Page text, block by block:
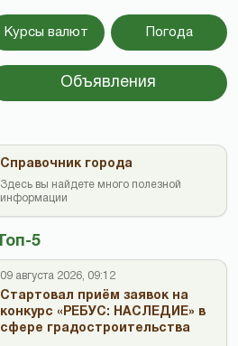
Курсы валют Погода
Объявления
Топ-5
09 августа 2026, 09:12
Стартовал приём заявок на
конкурс «РЕБУС: НАСЛЕДИЕ» в
сфере градостроительства
Справочник города
Здесь вы найдете много полезной
информации